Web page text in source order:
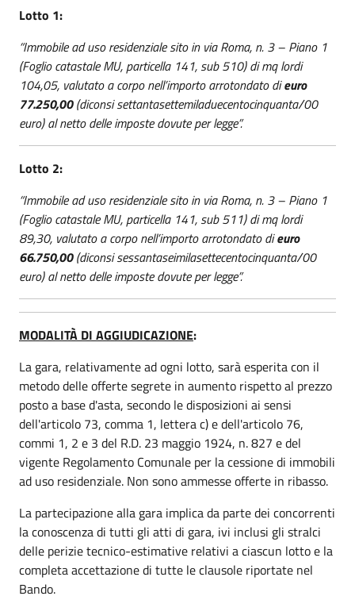
Lotto 1:
“Immobile ad uso residenziale sito in via Roma, n. 3 – Piano 1
(Foglio catastale MU, particella 141, sub 510) di mq lordi
104,05, valutato a corpo nell’importo arrotondato dieuro
77.250,00(diconsi settantasettemiladuecentocinquanta/00
euro) al netto delle imposte dovute per legge”.
Lotto 2:
“Immobile ad uso residenziale sito in via Roma, n. 3 – Piano 1
(Foglio catastale MU, particella 141, sub 511) di mq lordi
89,30, valutato a corpo nell’importo arrotondato dieuro
66.750,00(diconsi sessantaseimilasettecentocinquanta/00
euro) al netto delle imposte dovute per legge”.
MODALITÀ DI AGGIUDICAZIONE:
La gara, relativamente ad ogni lotto, sarà esperita con il
metodo delle offerte segrete in aumento rispetto al prezzo
posto a base d'asta, secondo le disposizioni ai sensi
dell'articolo 73, comma 1, lettera c) e dell'articolo 76,
commi 1, 2 e 3 del R.D. 23 maggio 1924, n. 827 e del
vigente Regolamento Comunale per la cessione di immobili
ad uso residenziale. Non sono ammesse offerte in ribasso.
La partecipazione alla gara implica da parte dei concorrenti
la conoscenza di tutti gli atti di gara, ivi inclusi gli stralci
delle perizie tecnico-estimative relativi a ciascun lotto e la
completa accettazione di tutte le clausole riportate nel
Bando.